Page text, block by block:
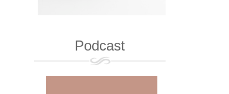
Podcast